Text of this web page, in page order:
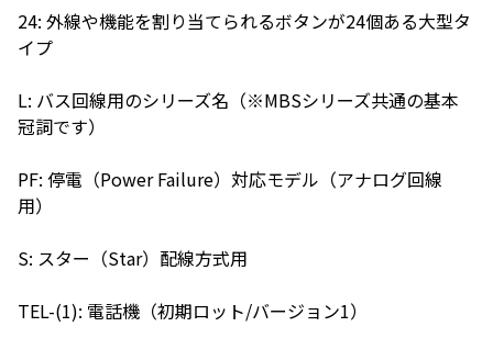
24: 外線や機能を割り当てられるボタンが24個ある大型タ
イプ
L: バス回線用のシリーズ名（※MBSシリーズ共通の基本
冠詞です）
PF: 停電（Power Failure）対応モデル（アナログ回線
用）
S: スター（Star）配線方式用
TEL-(1): 電話機（初期ロット/バージョン1）